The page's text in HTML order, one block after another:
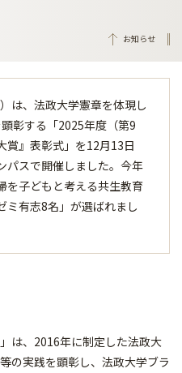
お知らせ
は、法政大学憲章を体現し
彰する「2025年度（第9
賞』表彰式」を12月13日
パスで開催しました。今年
を子どもと考える共生教育
ミ有志8名」が選ばれまし
は、2016年に制定した法政大
の実践を顕彰し、法政大学ブラ